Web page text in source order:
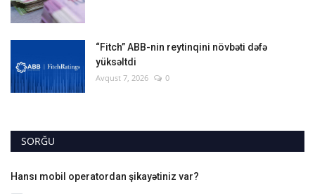
“Fitch” ABB-nin reytinqini növbəti dəfə
yüksəltdi
Avqust 7, 2026 0
SORĞU
Hansı mobil operatordan şikayətiniz var?